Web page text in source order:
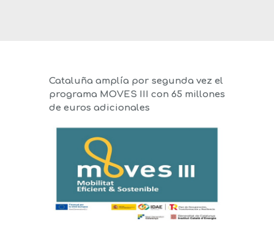
Cataluña amplía por segunda vez el
programa MOVES III con 65 millones
de euros adicionales